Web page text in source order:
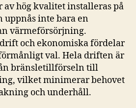
av hög kvalitet installeras på
uppnås inte bara en
värmeförsörjning.
och ekonomiska fördelar
val. Hela driften är
bränsletillförseln till
vilket minimerar behovet
och underhåll.